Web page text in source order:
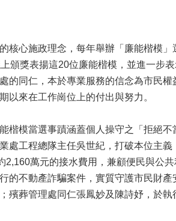
核心施政理念，每年舉辦「廉能楷模
頒獎表揚這20位廉能楷模，並進一
的同仁，本於專業服務的信念為市民
以來在工作崗位上的付出與努力。
楷模當選事蹟涵蓋個人操守之「拒絕
處工程總隊主任吳世紀，打破本位主
2,160萬元的接水費用，兼顧便民與公
的不動產詐騙案件，實質守護市民財
殯葬管理處同仁張鳳妙及陳詩妤，於